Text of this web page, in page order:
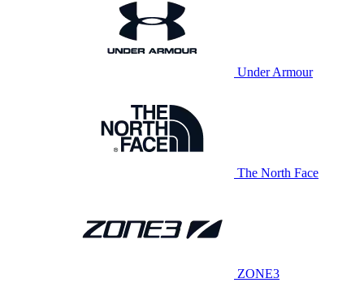
Under Armour
The North Face
ZONE3